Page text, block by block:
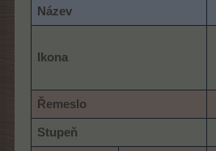
Název
Ikona
Řemeslo
Stupeň